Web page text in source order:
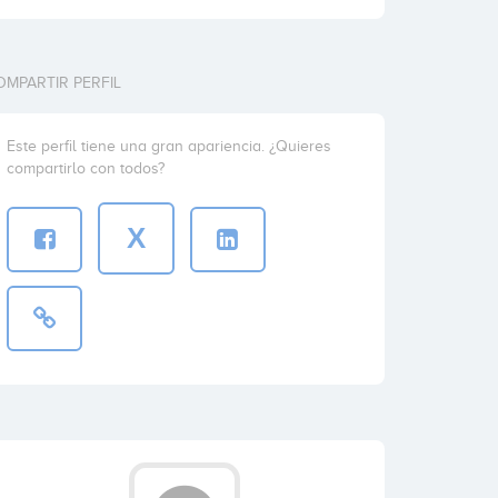
PERFIL
Este perfil tiene una gran apariencia. ¿Quieres
compartirlo con todos?
X